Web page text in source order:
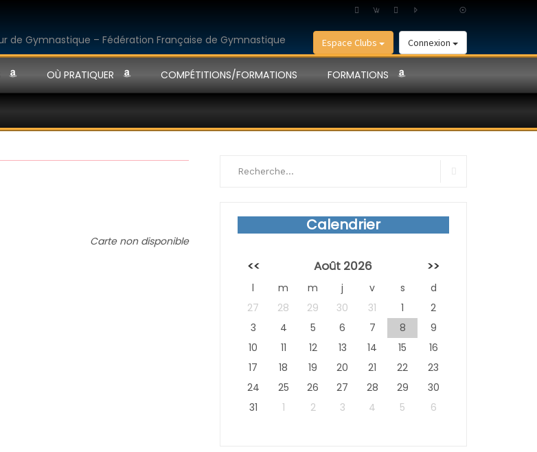
Connexion
Espace Clubs
OÙ PRATIQUER COMPÉTITIONS/FORMATIONS FORMATIONS
Carte non disponible
Calendrier
<< Août 2026 >>
l m m j v s
d
27
28 29 30 31 1
2
3
4 5 6 7 8
9
10
11 12 13 14 15
16
17
18 19 20 21 22
23
24
25 26 27 28 29
30
31
1 2 3 4 5 6